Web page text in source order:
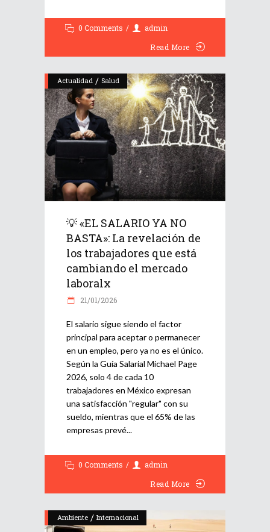
0 Comments
admin
Read More
Actualidad / Salud
💡 «EL SALARIO YA NO
BASTA»: La revelación de
los trabajadores que está
cambiando el mercado
laboralx
21/01/2026
El salario sigue siendo el factor
principal para aceptar o permanecer
en un empleo, pero ya no es el único.
Según la Guía Salarial Michael Page
2026, solo 4 de cada 10
trabajadores en México expresan
una satisfacción "regular" con su
sueldo, mientras que el 65% de las
empresas prevé
0 Comments
admin
Read More
Ambiente / Internacional